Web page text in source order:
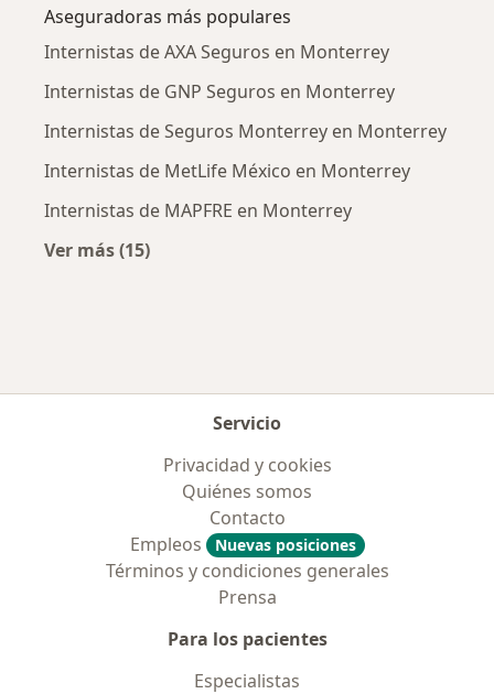
Aseguradoras más populares
Internistas de AXA Seguros en Monterrey
Internistas de GNP Seguros en Monterrey
Internistas de Seguros Monterrey en Monterrey
Internistas de MetLife México en Monterrey
Internistas de MAPFRE en Monterrey
Ver más (15)
Servicio
Privacidad y cookies
Quiénes somos
Contacto
Empleos
Nuevas posiciones
Términos y condiciones generales
Prensa
Para los pacientes
Especialistas